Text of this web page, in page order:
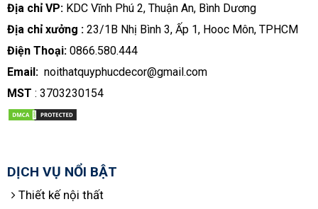
Địa chỉ VP: KDC Vĩnh Phú 2, Thuận An, Bình Dương
Địa chỉ xưởng :23/1B Nhị Bình 3, Ấp 1, Hooc Môn, TPHCM
Điện Thoại:0866.580.444
Email:noithatquyphucdecor@gmail.com
MST : 3703230154
DỊCH VỤ NỔI BẬT
Thiết kế nội thất